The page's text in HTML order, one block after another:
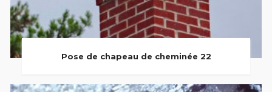
Pose de chapeau de cheminée 22